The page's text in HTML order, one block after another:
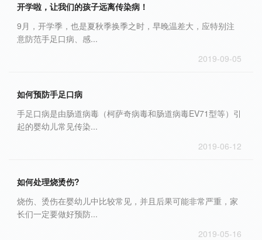
开学啦，让我们的孩子远离传染病！
9月，开学季，也是夏秋季换季之时，早晚温差大，应特别注
意防范手足口病、感...
2019-09-05
如何预防手足口病
手足口病是由肠道病毒（柯萨奇病毒和肠道病毒EV71型等）引
起的婴幼儿常见传染...
2019-06-12
如何处理烧烫伤?
烧伤、烫伤在婴幼儿中比较常见，并且后果可能非常严重，家
长们一定要做好预防...
2019-05-16